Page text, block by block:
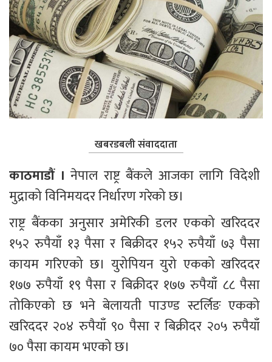
खबरडबली संवाददाता
काठमाडौं । नेपाल राष्ट्र बैंकले आजका लागि विदेशी
मुद्राको विनिमयदर निर्धारण गरेको छ।
राष्ट्र बैंकका अनुसार अमेरिकी डलर एकको खरिददर
१५२ रुपैयाँ १३ पैसा र बिक्रीदर १५२ रुपैयाँ ७३ पैसा
कायम गरिएको छ। युरोपियन युरो एकको खरिददर
१७७ रुपैयाँ १९ पैसा र बिक्रीदर १७७ रुपैयाँ ८८ पैसा
तोकिएको छ भने बेलायती पाउण्ड स्टर्लिङ एकको
खरिददर २०४ रुपैयाँ ९० पैसा र बिक्रीदर २०५ रुपैयाँ
७० पैसा कायम भएको छ।